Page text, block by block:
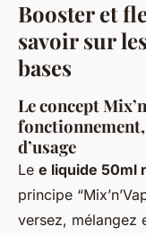
Booster et
savoir sur
bases
Le concept
d’usage
Le e liquide 50ml
principe
versez, mélangez